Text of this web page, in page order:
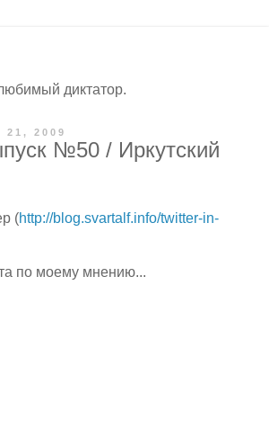
диктатор.
21, 2009
№50 / Иркутский
(http://blog.svartalf.info/twitter-in-
по моему мнению...